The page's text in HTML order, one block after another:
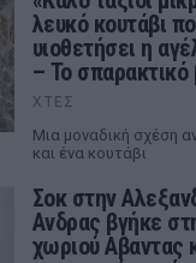
λευκό κουτάβι
υιοθετήσει η
– Το σπαρακτικό
ΧΤΕΣ
Μια μοναδική σχέση
και ένα κουτάβι
Σοκ στην
Ανδρας βγήκε
χωριού Αβαντας